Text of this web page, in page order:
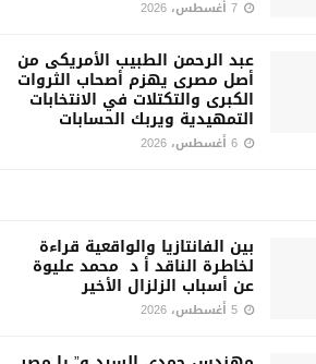
عبد الرحمن الطبيب الأمريكى من
أصل مصرى يهزم أصحاب الثروات
الكبرى والتكتلات في الانتخابات
التمهيدية ويربك الحسابات
بين الفانتازيا والواقعية قراءة
لخاطرة الناقد أ د محمد عليوة
عن أسباب الزلزال الأخير